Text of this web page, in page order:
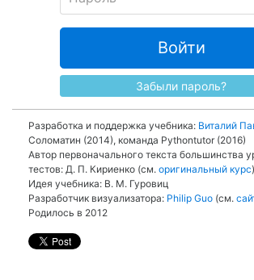
Войти
Забыли пароль?
Разработка и поддержка учебника: Виталий
Соломатин (2014), команда Pythontutor (2016)
Автор первоначального текста большинства
тестов: Д. П. Кириенко (см. оригинальный курс)
Идея учебника: В. М. Гуровиц
Разработчик визуализатора: Philip Guo (см.
Родилось в 2012